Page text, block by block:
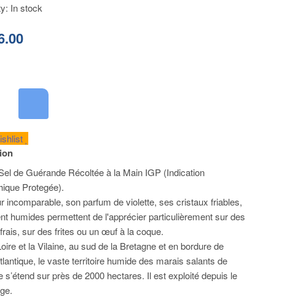
In stock
de Guérande Récoltée à la Main IGP (Indication
Protegée).
incomparable, son parfum de violette, ses cristaux friables,
humides permettent de l'apprécier particulièrement sur des
sur des frites ou un œuf à la coque.
et la Vilaine, au sud de la Bretagne et en bordure de
le vaste territoire humide des marais salants de
s’étend sur près de 2000 hectares. Il est exploité depuis le